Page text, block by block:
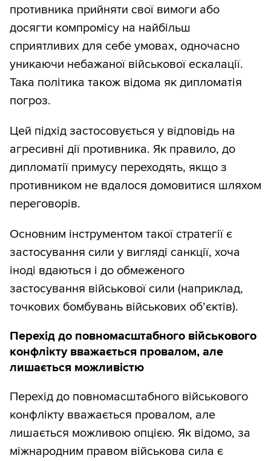
противника прийняти свої вимоги або
досягти компромісу на найбільш
сприятливих для себе умовах, одночасно
уникаючи небажаної військової ескалації.
Така політика також відома як дипломатія
погроз.
Цей підхід застосовується у відповідь на
агресивні дії противника. Як правило, до
дипломатії примусу переходять, якщо з
противником не вдалося домовитися шляхом
переговорів.
Основним інструментом такої стратегії є
застосування сили у вигляді санкції, хоча
іноді вдаються і до обмеженого
застосування військової сили (наприклад,
точкових бомбувань військових об’єктів).
Перехід до повномасштабного військового
конфлікту вважається провалом, але
лишається можливістю
Перехід до повномасштабного військового
конфлікту вважається провалом, але
лишається можливою опцією. Як відомо, за
міжнародним правом військова сила є